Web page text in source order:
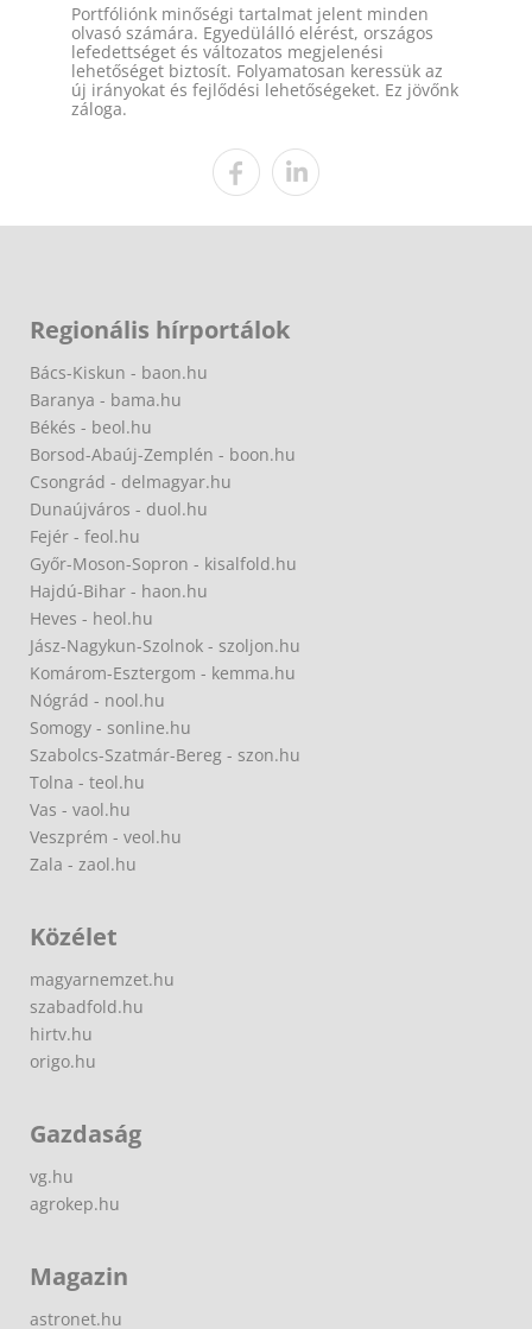
Portfóliónk minőségi tartalmat jelent minden
olvasó számára. Egyedülálló elérést, országos
lefedettséget és változatos megjelenési
lehetőséget biztosít. Folyamatosan keressük az
új irányokat és fejlődési lehetőségeket. Ez jövőnk
záloga.
Regionális hírportálok
Bács-Kiskun - baon.hu
Baranya - bama.hu
Békés - beol.hu
Borsod-Abaúj-Zemplén - boon.hu
Csongrád - delmagyar.hu
Dunaújváros - duol.hu
Fejér - feol.hu
Győr-Moson-Sopron - kisalfold.hu
Hajdú-Bihar - haon.hu
Heves - heol.hu
Jász-Nagykun-Szolnok - szoljon.hu
Komárom-Esztergom - kemma.hu
Nógrád - nool.hu
Somogy - sonline.hu
Szabolcs-Szatmár-Bereg - szon.hu
Tolna - teol.hu
Vas - vaol.hu
Veszprém - veol.hu
Zala - zaol.hu
Közélet
magyarnemzet.hu
szabadfold.hu
hirtv.hu
origo.hu
Gazdaság
vg.hu
agrokep.hu
Magazin
astronet.hu